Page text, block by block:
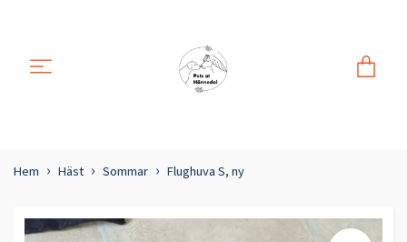
Hem Häst Sommar Flughuva S, ny